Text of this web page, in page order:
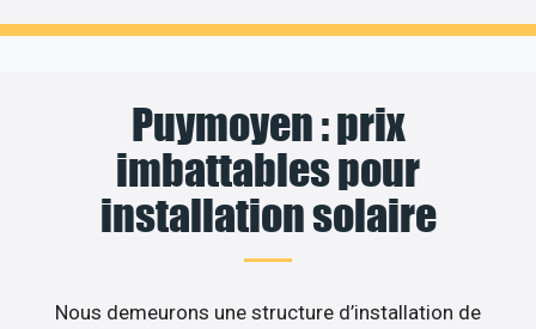
Puymoyen : prix
imbattables pour
installation solaire
Nous demeurons une structure d’installation de